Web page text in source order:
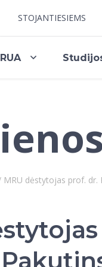
STOJANTIESIEMS
MRU dėstytojas prof.